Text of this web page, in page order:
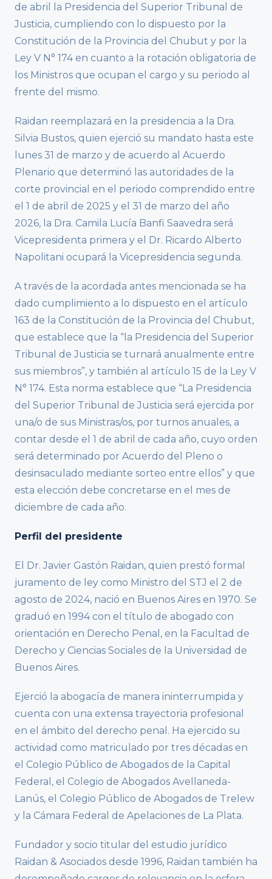
de abril la Presidencia del Superior Tribunal de
Justicia, cumpliendo con lo dispuesto por la
Constitución de la Provincia del Chubut y por la
Ley V N° 174 en cuanto a la rotación obligatoria de
los Ministros que ocupan el cargo y su periodo al
frente del mismo.
Raidan reemplazará en la presidencia a la Dra.
Silvia Bustos, quien ejerció su mandato hasta este
lunes 31 de marzo y de acuerdo al Acuerdo
Plenario que determinó las autoridades de la
corte provincial en el periodo comprendido entre
el 1 de abril de 2025 y el 31 de marzo del año
2026, la Dra. Camila Lucía Banfi Saavedra será
Vicepresidenta primera y el Dr. Ricardo Alberto
Napolitani ocupará la Vicepresidencia segunda.
A través de la acordada antes mencionada se ha
dado cumplimiento a lo dispuesto en el artículo
163 de la Constitución de la Provincia del Chubut,
que establece que la “la Presidencia del Superior
Tribunal de Justicia se turnará anualmente entre
sus miembros”, y también al artículo 15 de la Ley V
N° 174. Esta norma establece que “La Presidencia
del Superior Tribunal de Justicia será ejercida por
una/o de sus Ministras/os, por turnos anuales, a
contar desde el 1 de abril de cada año, cuyo orden
será determinado por Acuerdo del Pleno o
desinsaculado mediante sorteo entre ellos” y que
esta elección debe concretarse en el mes de
diciembre de cada año.
Perfil del presidente
El Dr. Javier Gastón Raidan, quien prestó formal
juramento de ley como Ministro del STJ el 2 de
agosto de 2024, nació en Buenos Aires en 1970. Se
graduó en 1994 con el título de abogado con
orientación en Derecho Penal, en la Facultad de
Derecho y Ciencias Sociales de la Universidad de
Buenos Aires.
Ejerció la abogacía de manera ininterrumpida y
cuenta con una extensa trayectoria profesional
en el ámbito del derecho penal. Ha ejercido su
actividad como matriculado por tres décadas en
el Colegio Público de Abogados de la Capital
Federal, el Colegio de Abogados Avellaneda-
Lanús, el Colegio Público de Abogados de Trelew
y la Cámara Federal de Apelaciones de La Plata.
Fundador y socio titular del estudio jurídico
Raidan & Asociados desde 1996, Raidan también ha